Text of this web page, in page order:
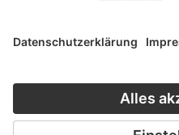
KONTAKT
Haben Sie Anregungen,
diesem Werk?